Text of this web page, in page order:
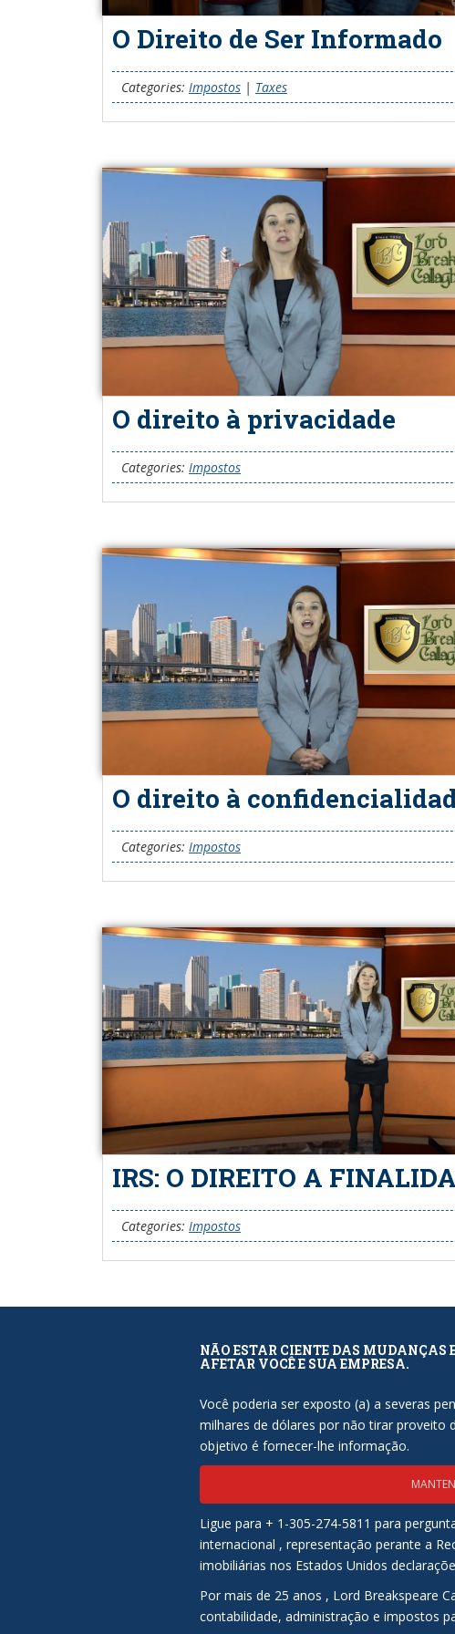
O Direito de Ser Informado
Categories: Impostos | Taxes
O direito à privacidade
Categories: Impostos
O direito à
Categories: Impostos
IRS: O DIREITO A
Categories: Impostos
NÃO ESTAR CIENTE DAS MUDANÇAS
AFETAR VOCÊ E SUA EMPRESA.
Você poderia ser exposto (a) a severas
milhares de dólares por não tirar proveito
objetivo é fornecer-lhe informação.
Ligue para + 1-305-274-5811 para
internacional , representação perante a
imobiliárias nos Estados Unidos
Por mais de 25 anos , Lord Breakspeare
contabilidade, administração e impostos